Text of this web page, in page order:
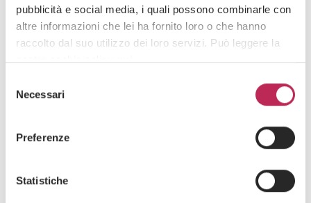
pubblicità e social media, i quali possono combinarle con
altre informazioni che lei ha fornito loro o che hanno
raccolto dal suo utilizzo dei loro servizi. Può leggere la
nostra cookie policyqui.
Attenzione: chiudendo questo banner, cliccando in
un’area sottostante o accedendo ad un’altra pagina del
delNecessari
Preferenze
Statistiche
Newsletter